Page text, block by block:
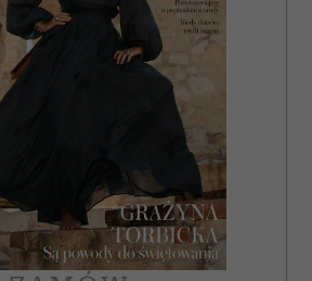
witrynie. Informacje o tym, jak
witryny, udostępniamy partnerom
reklamowym i analitycznym.
te informacje z innymi danymi
lub uzyskanymi podczas